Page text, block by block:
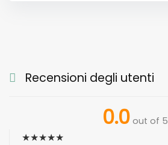
Recensioni degli utenti
0.0 out of 5
★★★★★